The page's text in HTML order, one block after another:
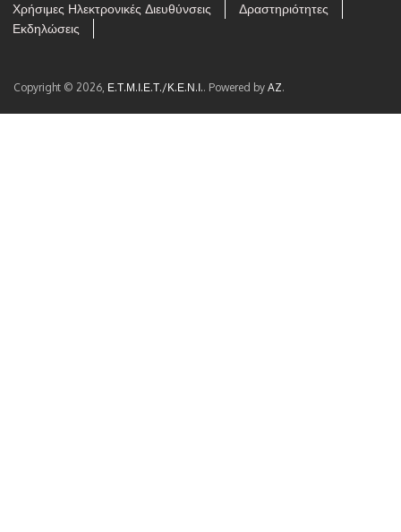
Χρήσιμες Ηλεκτρονικές Διευθύνσεις
Δραστηριότητες
Εκδηλώσεις
Copyright © 2026, Ε.Τ.Μ.Ι.Ε.Τ./Κ.Ε.Ν.Ι.. Powered by AZ.